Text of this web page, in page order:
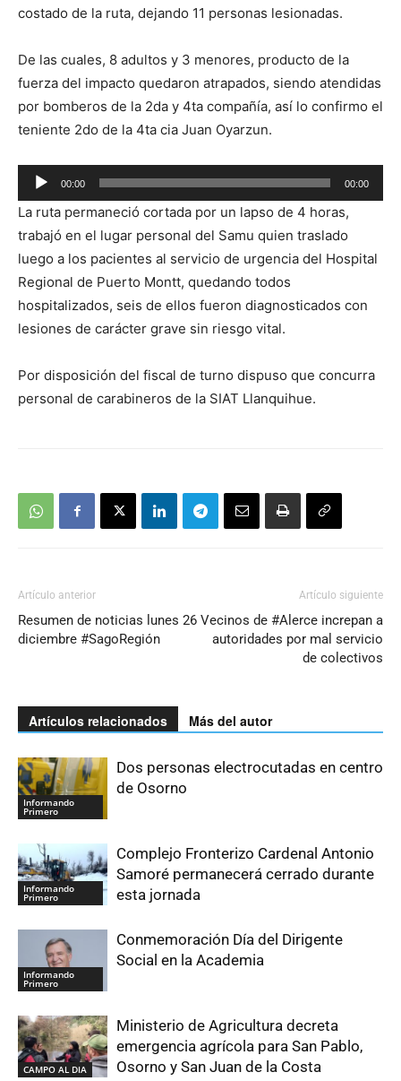
costado de la ruta, dejando 11 personas lesionadas.
De las cuales, 8 adultos y 3 menores, producto de la
fuerza del impacto quedaron atrapados, siendo atendidas
por bomberos de la 2da y 4ta compañía, así lo confirmo el
teniente 2do de la 4ta cia Juan Oyarzun.
Reproductor
de
audio
00:00 00:00
La ruta permaneció cortada por un lapso de 4 horas,
trabajó en el lugar personal del Samu quien traslado
luego a los pacientes al servicio de urgencia del Hospital
Regional de Puerto Montt, quedando todos
hospitalizados, seis de ellos fueron diagnosticados con
lesiones de carácter grave sin riesgo vital.
Por disposición del fiscal de turno dispuso que concurra
personal de carabineros de la SIAT Llanquihue.
Artículo anterior
Resumen de noticias lunes 26
diciembre #SagoRegión
Artículo siguiente
Vecinos de #Alerce increpan a
autoridades por mal servicio
de colectivos
Artículos relacionados Más del autor
Informando
Primero
Dos personas electrocutadas en centro
de Osorno
Informando
Primero
Complejo Fronterizo Cardenal Antonio
Samoré permanecerá cerrado durante
esta jornada
Informando
Primero
Conmemoración Día del Dirigente
Social en la Academia
CAMPO AL DIA
Ministerio de Agricultura decreta
emergencia agrícola para San Pablo,
Osorno y San Juan de la Costa